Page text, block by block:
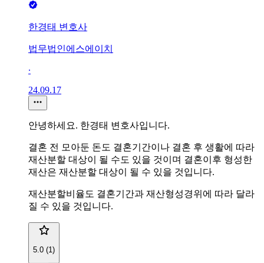
한경태 변호사
법무법인에스에이치
∙
24.09.17
안녕하세요. 한경태 변호사입니다.
결혼 전 모아둔 돈도 결혼기간이나 결혼 후 생활에 따라
재산분할 대상이 될 수도 있을 것이며 결혼이후 형성한
재산은 재산분할 대상이 될 수 있을 것입니다.
재산분할비율도 결혼기간과 재산형성경위에 따라 달라
질 수 있을 것입니다.
5.0 (1)